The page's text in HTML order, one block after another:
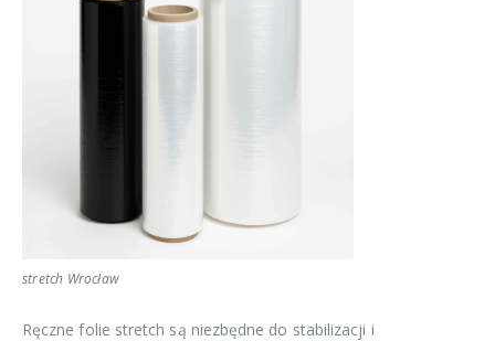
stretch Wrocław
Ręczne folie stretch są niezbędne do stabilizacji i